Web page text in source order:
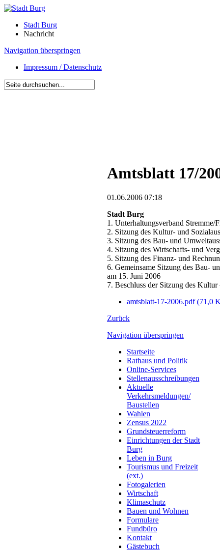
Stadt Burg
Nachricht
Navigation überspringen
Impressum / Datenschutz
Amtsblatt 17/
01.06.2006 07:18
Stadt Burg
1. Unterhaltungsverband Stremme/
2. Sitzung des Kultur- und
3. Sitzung des Bau- und
4. Sitzung des Wirtschafts- und
5. Sitzung des Finanz- und
6. Gemeinsame Sitzung des Bau-
am 15. Juni 2006
7. Beschluss der Sitzung des
amtsblatt-17-2006.pdf(71,0
Zurück
Navigation überspringen
Startseite
Rathaus und Politik
Online-Services
Stellenausschreibungen
Aktuelle
Verkehrsmeldungen/
Baustellen
Wahlen
Zensus 2022
Grundsteuerreform
Einrichtungen der Stadt
Burg
Leben in Burg
Tourismus und Freizeit
(ext.)
Fotogalerien
Wirtschaft
Klimaschutz
Bauen und Wohnen
Formulare
Fundbüro
Kontakt
Gästebuch